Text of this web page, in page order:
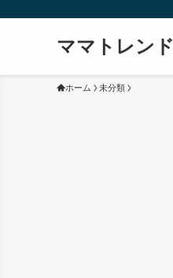
ママトレンド
ホーム 未分類